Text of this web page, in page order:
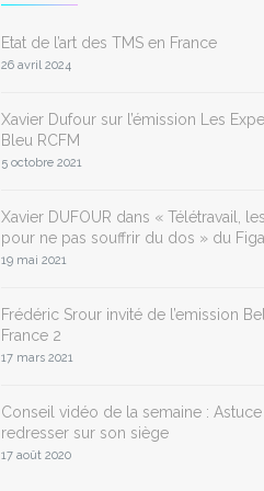
Etat de l’art des TMS en France
26 avril 2024
Xavier Dufour sur l’émission Les
Bleu RCFM
5 octobre 2021
Xavier DUFOUR dans « Télétravail,
pour ne pas souffrir du dos » du
19 mai 2021
Frédéric Srour invité de l’emission
France 2
17 mars 2021
Conseil vidéo de la semaine :
redresser sur son siège
17 août 2020